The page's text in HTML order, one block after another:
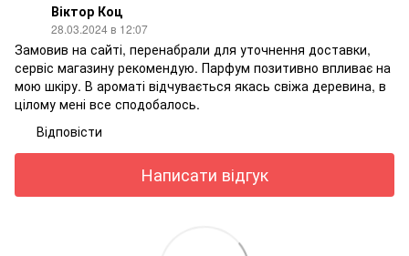
Віктор Коц
28.03.2024 в 12:07
Замовив на сайті, перенабрали для уточнення доставки,
сервіс магазину рекомендую. Парфум позитивно впливає на
мою шкіру. В ароматі відчувається якась свіжа деревина, в
цілому мені все сподобалось.
Відповісти
Написати відгук